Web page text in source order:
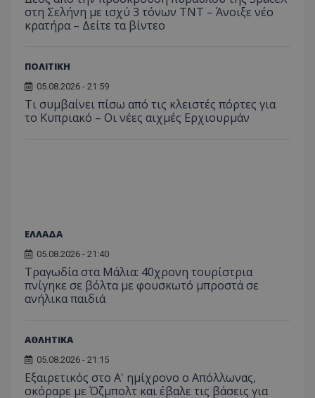
στη Σελήνη με ισχύ 3 τόνων TNT – Άνοιξε νέο
κρατήρα – Δείτε τα βίντεο
ΠΟΛΙΤΙΚΗ
05.08.2026 - 21:59
Τι συμβαίνει πίσω από τις κλειστές πόρτες για
το Κυπριακό – Οι νέες αιχμές Ερχιουρμάν
ΕΛΛΑΔΑ
05.08.2026 - 21:40
Τραγωδία στα Μάλια: 40χρονη τουρίστρια
πνίγηκε σε βόλτα με φουσκωτό μπροστά σε
ανήλικα παιδιά
ΑΘΛΗΤΙΚΑ
05.08.2026 - 21:15
Εξαιρετικός στο Α' ημίχρονο ο Απόλλωνας,
σκόραρε με Όζμπολτ και έβαλε τις βάσεις για
VISITOR_PRIVACY_METADATA
YouTube
.youtube.com